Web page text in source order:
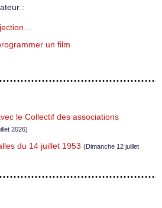
:
un film
le Collectif des associations
2026)
du 14 juillet 1953 (Dimanche 12 juillet